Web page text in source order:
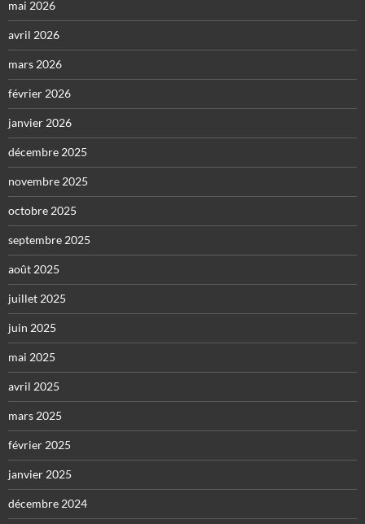
mai 2026
avril 2026
mars 2026
février 2026
janvier 2026
décembre 2025
novembre 2025
octobre 2025
septembre 2025
août 2025
juillet 2025
juin 2025
mai 2025
avril 2025
mars 2025
février 2025
janvier 2025
décembre 2024